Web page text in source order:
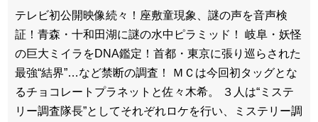
テレビ初公開映像続々！座敷童現象、謎の声を音声検
証！青森・十和田湖に謎の水中ピラミッド！ 岐阜・妖怪
の巨大ミイラをDNA鑑定！首都・東京に張り巡らされた
最強“結界”…など禁断の調査！ ＭＣは今回初タッグとな
るチョコレートプラネットと佐々木希。 ３人は“ミステ
リー調査隊長”としてそれぞれロケを行い、ミステリー調